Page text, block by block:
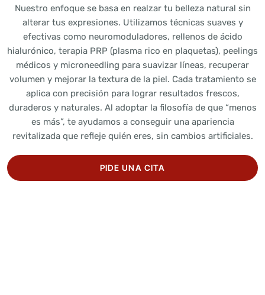
Nuestro enfoque se basa en realzar tu belleza natural sin
alterar tus expresiones. Utilizamos técnicas suaves y
efectivas como neuromoduladores, rellenos de ácido
hialurónico, terapia PRP (plasma rico en plaquetas), peelings
médicos y microneedling para suavizar líneas, recuperar
volumen y mejorar la textura de la piel. Cada tratamiento se
aplica con precisión para lograr resultados frescos,
duraderos y naturales. Al adoptar la filosofía de que “menos
es más”, te ayudamos a conseguir una apariencia
revitalizada que refleje quién eres, sin cambios artificiales.
PIDE UNA CITA